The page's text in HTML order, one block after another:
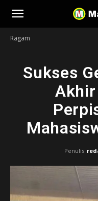
Manuver
Ragam
Sukses
Penulis